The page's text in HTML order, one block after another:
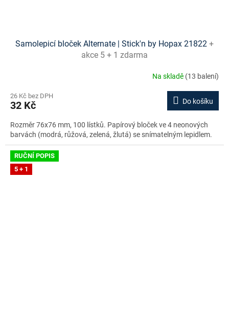
Samolepicí bloček Alternate | Stick'n by Hopax 21822 +
akce 5 + 1 zdarma
Na skladě (13 balení)
26 Kč bez DPH
32 Kč Do košíku
Rozměr 76x76 mm, 100 lístků. Papírový bloček ve 4 neonových
barvách (modrá, růžová, zelená, žlutá) se snímatelným lepidlem.
RUČNÍ POPIS
5 + 1